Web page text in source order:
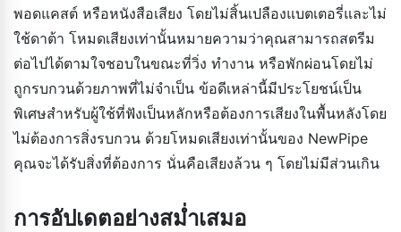
พอดแคสต์ หรือหนังสือเสียง โดยไม่สิ้นเปลืองแบตเตอรี่และไม่
ใช้ดาต้า โหมดเสียงเท่านั้นหมายความว่าคุณสามารถสตรีม
ต่อไปได้ตามใจชอบในขณะที่วิ่ง ทำงาน หรือพักผ่อนโดยไม่
ถูกรบกวนด้วยภาพที่ไม่จำเป็น ข้อดีเหล่านี้มีประโยชน์เป็น
พิเศษสำหรับผู้ใช้ที่ฟังเป็นหลักหรือต้องการเสียงในพื้นหลังโดย
ไม่ต้องการสิ่งรบกวน ด้วยโหมดเสียงเท่านั้นของ NewPipe
คุณจะได้รับสิ่งที่ต้องการ นั่นคือเสียงล้วน ๆ โดยไม่มีส่วนเกิน
การอัปเดตอย่างสม่ำเสมอ